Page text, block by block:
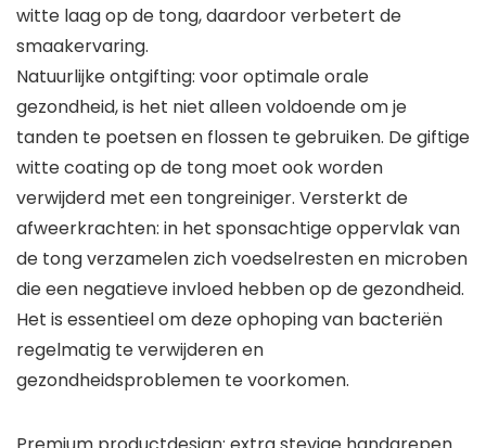
witte laag op de tong, daardoor verbetert de
smaakervaring.
Natuurlijke ontgifting: voor optimale orale
gezondheid, is het niet alleen voldoende om je
tanden te poetsen en flossen te gebruiken. De giftige
witte coating op de tong moet ook worden
verwijderd met een tongreiniger. Versterkt de
afweerkrachten: in het sponsachtige oppervlak van
de tong verzamelen zich voedselresten en microben
die een negatieve invloed hebben op de gezondheid.
Het is essentieel om deze ophoping van bacteriën
regelmatig te verwijderen en
gezondheidsproblemen te voorkomen.